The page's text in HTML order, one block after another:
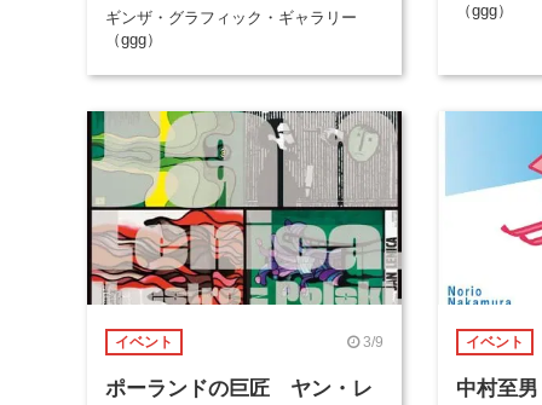
ギンザ・グラフィック・ギャラリー
（ggg）
（ggg）
イベント 3/9
ポーランドの巨匠 ヤン・レ
イベント
中村至